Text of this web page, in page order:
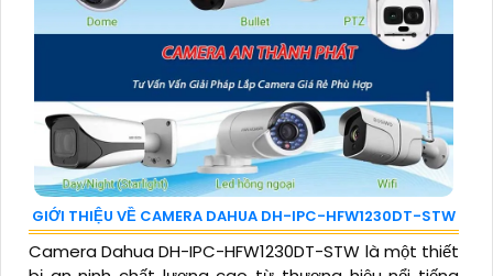
GIỚI THIỆU VỀ CAMERA DAHUA DH-IPC-HFW1230DT-STW
Camera Dahua DH-IPC-HFW1230DT-STW là một thiết